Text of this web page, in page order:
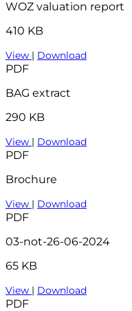
WOZ valuation report
410 KB
View | Download
PDF
BAG extract
290 KB
View | Download
PDF
Brochure
View | Download
PDF
03-not-26-06-2024
65 KB
View | Download
PDF